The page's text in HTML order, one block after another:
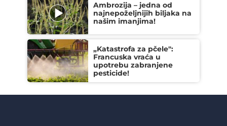
Ambrozija – jedna od
najnepoželjnijih biljaka na
našim imanjima!
„Katastrofa za pčele":
Francuska vraća u
upotrebu zabranjene
pesticide!